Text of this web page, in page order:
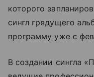
которого
сингл грядущего
программу уже с
В создании сингла